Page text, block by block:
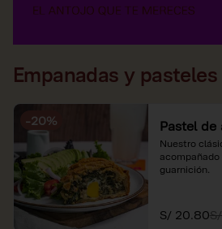
Empanadas y pasteles
-20% Pastel de
Nuestro
acompañado
guarnición.
S/ 20.80